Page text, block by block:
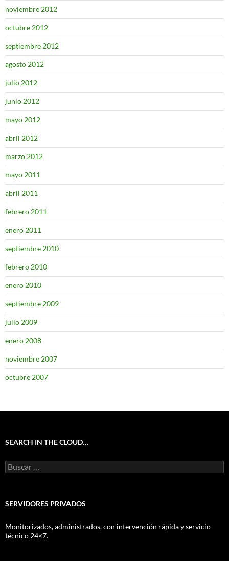
noviembre 2012
octubre 2012
septiembre 2012
agosto 2012
julio 2012
junio 2012
mayo 2012
abril 2012
marzo 2012
mayo 2011
abril 2011
febrero 2011
enero 2011
septiembre 2010
febrero 2010
enero 2010
septiembre 2009
julio 2009
enero 2008
noviembre 2007
octubre 2007
SEARCH IN THE CLOUD…
Buscar:
SERVIDORES PRIVADOS
Monitorizados, administrados, con intervención rápida y servicio
técnico 24×7.